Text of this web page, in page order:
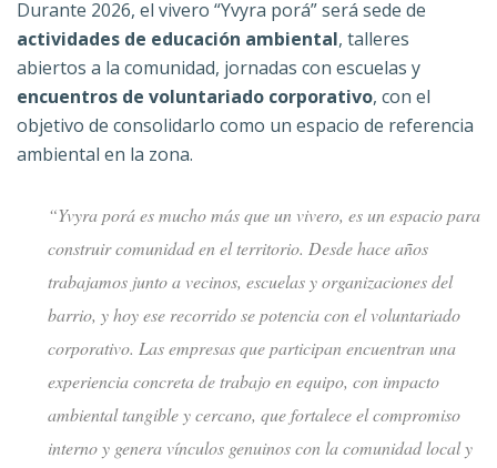
Durante 2026, el vivero “Yvyra porá” será sede de
actividades de educación ambiental, talleres
abiertos a la comunidad, jornadas con escuelas y
encuentros de voluntariado corporativo, con el
objetivo de consolidarlo como un espacio de referencia
ambiental en la zona.
“Yvyra porá es mucho más que un vivero, es un espacio para
construir comunidad en el territorio. Desde hace años
trabajamos junto a vecinos, escuelas y organizaciones del
barrio, y hoy ese recorrido se potencia con el voluntariado
corporativo. Las empresas que participan encuentran una
experiencia concreta de trabajo en equipo, con impacto
ambiental tangible y cercano, que fortalece el compromiso
interno y genera vínculos genuinos con la comunidad local y